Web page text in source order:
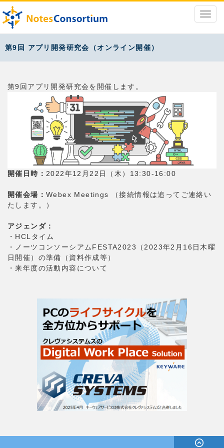
第9回 アプリ開発研究会（オンライン開催）
第9回アプリ開発研究会を開催します。
開催日時： 2022年12月22日（木）13:30-16:00
開催会場： Webex Meetings （接続情報は追ってご連絡い
たします。）
アジェンダ：
・HCLタイム
・ノーツコンソーシアムFESTA2023（2023年2月16日木曜
日開催）の準備（資料作成等）
・来年度の活動内容について